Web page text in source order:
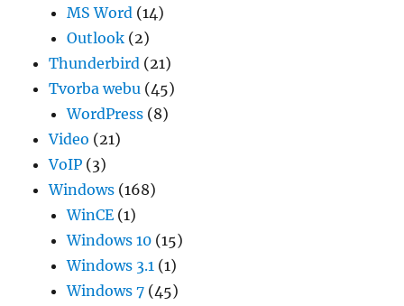
MS Word (14)
Outlook (2)
Thunderbird (21)
Tvorba webu (45)
WordPress (8)
Video (21)
VoIP (3)
Windows (168)
WinCE (1)
Windows 10 (15)
Windows 3.1 (1)
Windows 7 (45)